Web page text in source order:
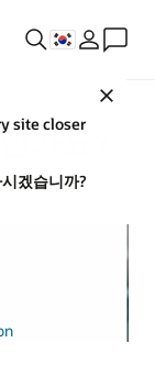
site closer
겠습니까?
가요?